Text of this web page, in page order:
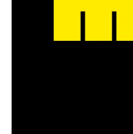
mamá de Lucía